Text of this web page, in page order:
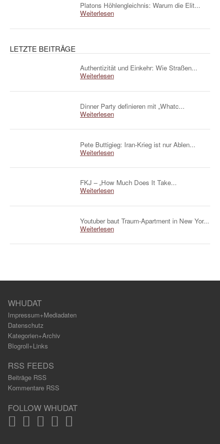
Platons Höhlengleichnis: Warum die Elit...
Weiterlesen
LETZTE BEITRÄGE
Authentizität und Einkehr: Wie Straßen...
Weiterlesen
Dinner Party definieren mit „Whatc...
Weiterlesen
Pete Buttigieg: Iran-Krieg ist nur Ablen...
Weiterlesen
FKJ – „How Much Does It Take...
Weiterlesen
Youtuber baut Traum-Apartment in New Yor...
Weiterlesen
WHUDAT
Impressum+Mediadaten
Datenschutz
Kategorien+Archiv
Blogroll+Links
RSS FEEDS
Beiträge RSS
Kommentare RSS
FOLLOW WHUDAT